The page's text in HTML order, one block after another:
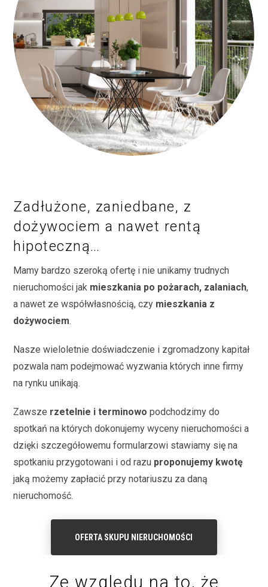
Zadłużone, zaniedbane, z
dożywociem a nawet rentą
hipoteczną…
Mamy bardzo szeroką ofertę i nie unikamy trudnych
nieruchomości jak mieszkania po pożarach, zalaniach,
a nawet ze współwłasnością, czy mieszkania z
dożywociem.
Nasze wieloletnie doświadczenie i zgromadzony kapitał
pozwala nam podejmować wyzwania których inne firmy
na rynku unikają.
Zawsze rzetelnie i terminowo podchodzimy do
spotkań na których dokonujemy wyceny nieruchomości a
dzięki szczegółowemu formularzowi stawiamy się na
spotkaniu przygotowani i od razu proponujemy kwotę
jaką możemy zapłacić przy notariuszu za daną
nieruchomość.
OFERTA SKUPU NIERUCHOMOŚCI
Ze względu na to, że